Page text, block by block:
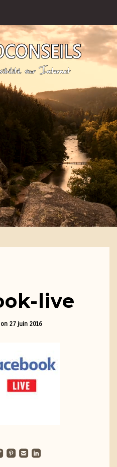
live
on 27 juin 2016
roundedpinterest roundedemail roundedlinkedin